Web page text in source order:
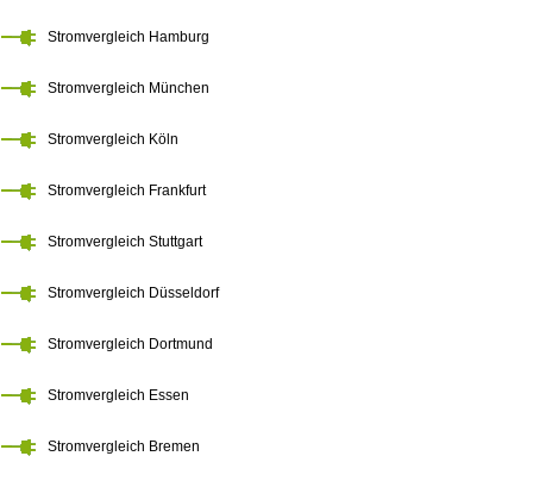
Stromvergleich Hamburg
Stromvergleich München
Stromvergleich Köln
Stromvergleich Frankfurt
Stromvergleich Stuttgart
Stromvergleich Düsseldorf
Stromvergleich Dortmund
Stromvergleich Essen
Stromvergleich Bremen